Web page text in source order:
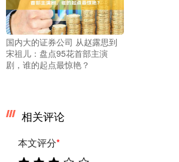
国内大的证券公司 从赵露思到
宋祖儿：盘点95花首部主演
剧，谁的起点最惊艳？
相关评论
本文评分*